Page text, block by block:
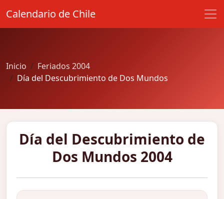
Calendario de Chile
Inicio
Feriados 2004
Día del Descubrimiento de Dos Mundos
Día del Descubrimiento de
Dos Mundos 2004